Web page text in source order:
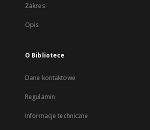
Zakres
Opis
O Bibliotece
Dane kontaktowe
Regulamin
Informacje techniczne